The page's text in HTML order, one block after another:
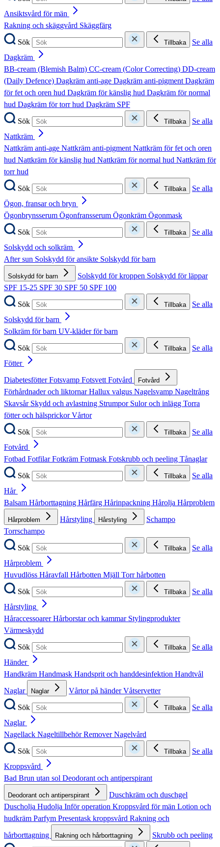
Ansiktsvård för män
Rakning och skäggvård Skäggfärg
Sök
Tillbaka
Se alla
Dagkräm
BB-cream (Blemish Balm) CC-cream (Color Correcting) DD-cream
(Daily Defence) Dagkräm anti-age Dagkräm anti-pigmentDagkräm
för fet och oren hud Dagkräm för känslig hud Dagkräm för normal
hud Dagkräm för torr hud Dagkräm SPF
Sök
Tillbaka
Se alla
Nattkräm
Nattkräm anti-age Nattkräm anti-pigmentNattkräm för fet och oren
hud Nattkräm för känslig hud Nattkräm för normal hud Nattkräm för
torr hud
Sök
Tillbaka
Se alla
Ögon, fransar och bryn
Ögonbrynsserum Ögonfransserum Ögonkräm Ögonmask
Sök
Tillbaka
Se alla
Solskydd och solkräm
After sun Solskydd för ansikte Solskydd för barn
Solskydd för barn Solskydd för kroppen Solskydd för läppar
SPF 15-25 SPF 30 SPF 50 SPF 100
Sök
Tillbaka
Se alla
Solskydd för barn
Solkräm för barn UV-kläder för barn
Sök
Tillbaka
Se alla
Fötter
DiabetesfötterFotsvamp FotsvettFotvård Fotvård
Förhårdnader och liktornarHallux valgus Nagelsvamp Nageltrång
Skavsår Skydd och avlastning Strumpor Sulor och inlägg Torra
fötter och hälsprickorVårtor
Sök
Tillbaka
Se alla
Fotvård
Fotbad FotfilarFotkräm Fotmask Fotskrubb och peeling Tånaglar
Sök
Tillbaka
Se alla
Hår
Balsam Hårborttagning Hårfärg Hårinpackning Hårolja Hårproblem
Hårproblem Hårstyling Hårstyling
Schampo
Torrschampo
Sök
Tillbaka
Se alla
Hårproblem
Huvudlöss Håravfall Hårbotten Mjäll Torr hårbotten
Sök
Tillbaka
Se alla
Hårstyling
HåraccessoarerHårborstar och kammar Stylingprodukter
Värmeskydd
Sök
Tillbaka
Se alla
Händer
Handkräm Handmask Handsprit och handdesinfektion Handtvål
Naglar
Naglar Vårtor på händerVåtservetter
Sök
Tillbaka
Se alla
Naglar
Nagellack NageltillbehörRemoverNagelvård
Sök
Tillbaka
Se alla
Kroppsvård
Bad Brun utan sol Deodorant och antiperspirant
Deodorant och antiperspirant
Duschkräm och duschgel
Duscholja Hudolja Inför operation Kroppsvård för män Lotion och
hudkräm Parfym Presentask kroppsvård Rakning och
hårborttagning
Rakning och hårborttagning
Skrubb och peeling